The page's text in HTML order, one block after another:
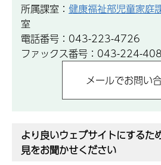
所属課室： 健康福祉部児童家庭
室
電話番号：043-223-4726
ファックス番号：043-224-
より良いウェブサイトにするた
見をお聞かせください